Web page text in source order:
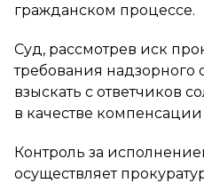
гражданском процессе.
Суд, рассмотрев иск
требования надзорного
взыскать с ответчиков
в качестве
Контроль за
осуществляет